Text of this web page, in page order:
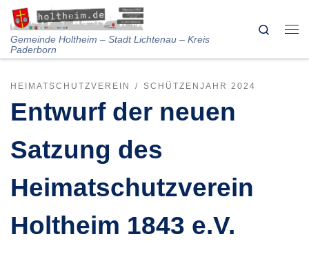
Skip to content
Gemeinde Holtheim – Stadt Lichtenau – Kreis
Paderborn
Search
HEIMATSCHUTZVEREIN SCHÜTZENJAHR 2024
Entwurf der neuen
Satzung des
Heimatschutzverein
Holtheim 1843 e.V.